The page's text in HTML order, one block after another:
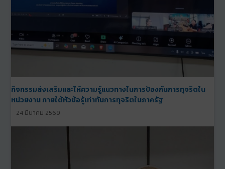
กิจกรรมส่งเสริมและให้ความรู้แนวทางในการป้องกันการทุจริตใน
หน่วยงาน ภายใต้หัวข้อรู้เท่าทันการทุจริตในภาครัฐ
24 มีนาคม 2569